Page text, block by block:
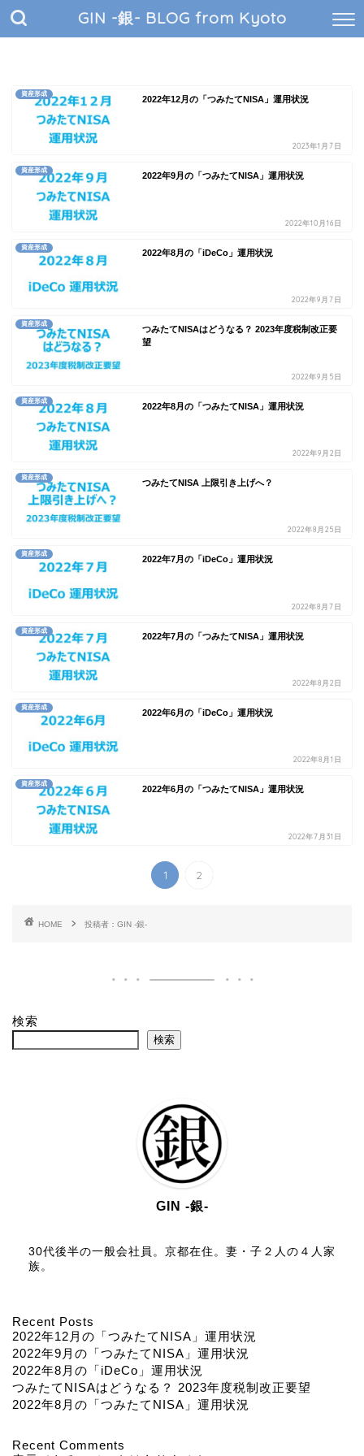
GIN -銀- BLOG from Kyoto
資産形成
2022年12月の「つみたてNISA」運用状況
2023年1月7日
資産形成
2022年9月の「つみたてNISA」運用状況
2022年10月16日
資産形成
2022年8月の「iDeCo」運用状況
2022年9月7日
資産形成
つみたてNISAはどうなる？ 2023年度税制改正要
望
2022年9月5日
資産形成
2022年8月の「つみたてNISA」運用状況
2022年9月2日
資産形成
つみたてNISA 上限引き上げへ？
2022年8月25日
資産形成
2022年7月の「iDeCo」運用状況
2022年8月7日
資産形成
2022年7月の「つみたてNISA」運用状況
2022年8月2日
資産形成
2022年6月の「iDeCo」運用状況
2022年8月1日
資産形成
2022年6月の「つみたてNISA」運用状況
2022年7月31日
1 2
HOME 投稿者：GIN -銀-
検索
検索
GIN -銀-
30代後半の一般会社員。京都在住。妻・子２人の４人家
族。
Recent Posts
2022年12月の「つみたてNISA」運用状況
2022年9月の「つみたてNISA」運用状況
2022年8月の「iDeCo」運用状況
つみたてNISAはどうなる？ 2023年度税制改正要望
2022年8月の「つみたてNISA」運用状況
Recent Comments